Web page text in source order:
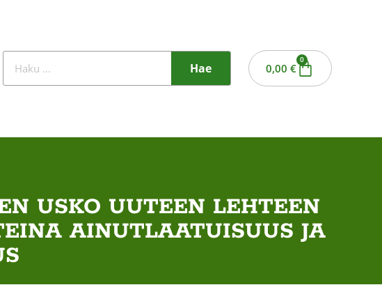
Hae 0,00€
0
USKO UUTEEN LEHTEEN
AINUTLAATUISUUS JA